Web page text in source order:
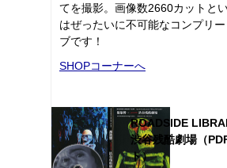
てを撮影。画像数2660カットと
はぜったいに不可能なコンプリ
ブです！
SHOPコーナーへ
ROADSIDE
渋谷残酷劇場（
ト）